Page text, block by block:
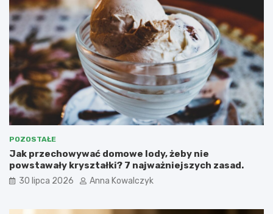
POZOSTAŁE
Jak przechowywać domowe lody, żeby nie
powstawały kryształki? 7 najważniejszych zasad.
30 lipca 2026 Anna Kowalczyk